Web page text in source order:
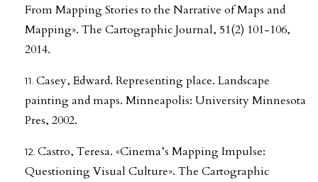
From Mapping Stories to the Narrative of Maps and
Mapping». The Cartographic Journal, 51(2) 101-106,
2014.
Casey, Edward. Representing place. Landscape
painting and maps. Minneapolis: University Minnesota
Pres, 2002.
Castro, Teresa. «Cinema’s Mapping Impulse:
Questioning Visual Culture». The Cartographic